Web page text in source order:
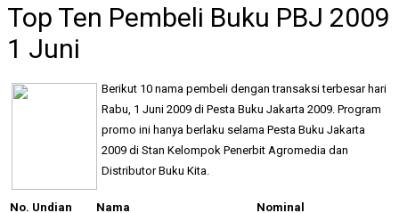
Top Ten Pembeli Buku PBJ 2009
1 Juni
Berikut 10 nama pembeli dengan transaksi terbesar hari
Rabu, 1 Juni 2009 di Pesta Buku Jakarta 2009. Program
promo ini hanya berlaku selama Pesta Buku Jakarta
2009 di Stan Kelompok Penerbit Agromedia dan
Distributor Buku Kita.
No. Undian Nama
Nominal